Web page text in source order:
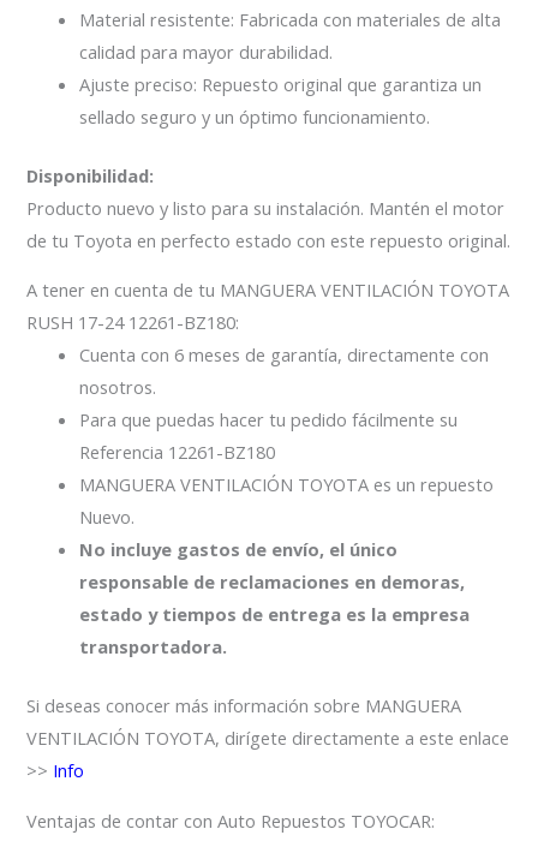
Material resistente: Fabricada con materiales de alta
calidad para mayor durabilidad.
Ajuste preciso: Repuesto original que garantiza un
sellado seguro y un óptimo funcionamiento.
Disponibilidad:
Producto nuevo y listo para su instalación. Mantén el motor
de tu Toyota en perfecto estado con este repuesto original.
A tener en cuenta de tu MANGUERA VENTILACIÓN TOYOTA
RUSH 17-24 12261-BZ180:
Cuenta con 6 meses de garantía, directamente con
nosotros.
Para que puedas hacer tu pedido fácilmente su
Referencia 12261-BZ180
MANGUERA VENTILACIÓN TOYOTA es un repuesto
Nuevo.
No incluye gastos de envío, el único
responsable de reclamaciones en demoras,
estado y tiempos de entrega es la empresa
transportadora.
Si deseas conocer más información sobre MANGUERA
VENTILACIÓN TOYOTA, dirígete directamente a este enlace
>> Info
Ventajas de contar con Auto Repuestos TOYOCAR: